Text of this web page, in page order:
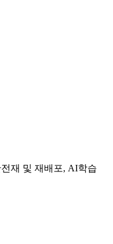
재 및 재배포, AI학습